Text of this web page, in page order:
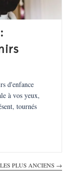
d'enfance
à vos yeux,
tournés
PLUS ANCIENS →